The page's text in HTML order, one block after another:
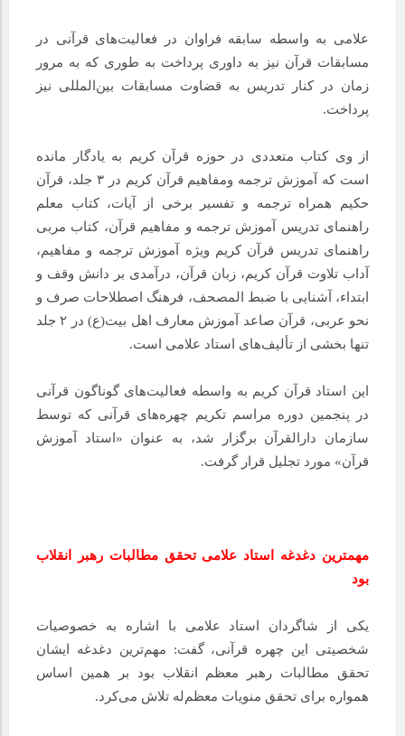
علامی به واسطه سابقه فراوان در فعالیت‌های قرآنی در
مسابقات قرآن نیز به داوری پرداخت به طوری که به مرور
زمان در کنار تدریس به قضاوت مسابقات بین‌المللی نیز
پرداخت.
از وی کتاب متعددی در حوزه قرآن کریم به یادگار مانده
است که آموزش ترجمه ومفاهیم قرآن کریم در ۳ جلد، قرآن
حکیم همراه ترجمه و تفسیر برخی از آیات، کتاب معلم
راهنمای تدریس آموزش ترجمه و مفاهیم قرآن، کتاب مربی
راهنمای تدریس قرآن کریم ویژه آموزش ترجمه و مفاهیم،
آداب تلاوت قرآن کریم، زبان قرآن، درآمدی بر دانش وقف و
ابتداء، آشنایی با ضبط المصحف، فرهنگ اصطلاحات صرف و
نحو عربی، قرآن صاعد آموزش معارف اهل بیت(ع) در ۲ جلد
تنها بخشی از تألیف‌های استاد علامی است.
این استاد قرآن کریم به واسطه فعالیت‌های گوناگون قرآنی
در پنجمین دوره مراسم تکریم چهره‌های قرآنی که توسط
سازمان دارالقرآن برگزار شد، به عنوان «استاد آموزش
قرآن» مورد تجلیل قرار گرفت.
مهمترین دغدغه استاد علامی تحقق مطالبات رهبر انقلاب
بود
یکی از شاگردان استاد علامی با اشاره به خصوصیات
شخصیتی این چهره قرآنی، گفت: مهم‌ترین دغدغه ایشان
تحقق مطالبات رهبر معظم انقلاب بود بر همین اساس
همواره برای تحقق منویات معظم‌له تلاش می‌کرد.